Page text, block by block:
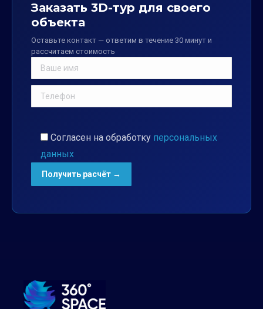
Заказать 3D-тур для своего
объекта
Оставьте контакт — ответим в течение 30 минут и
рассчитаем стоимость
Согласен на обработку персональных
данных